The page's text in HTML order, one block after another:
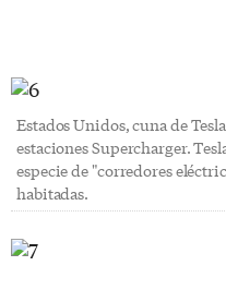
Estados Unidos, cuna de
estaciones Supercharger.
especie de "corredores
habitadas.